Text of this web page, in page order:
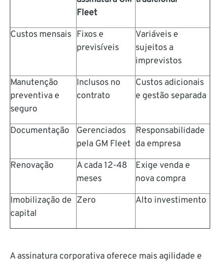
Fleet
Custos mensais Fixos e
previsíveis
Variáveis e
sujeitos a
imprevistos
Manutenção
preventiva e
seguro
Inclusos no
contrato
Custos adicionais
e gestão separada
Documentação
Gerenciados
pela GM Fleet
Responsabilidade
da empresa
Renovação
A cada 12-48
meses
Exige venda e
nova compra
Imobilização de
capital
Zero Alto investimento
A assinatura corporativa oferece mais agilidade e